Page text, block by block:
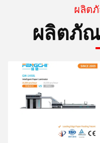
ผลิต
ผลิตภั